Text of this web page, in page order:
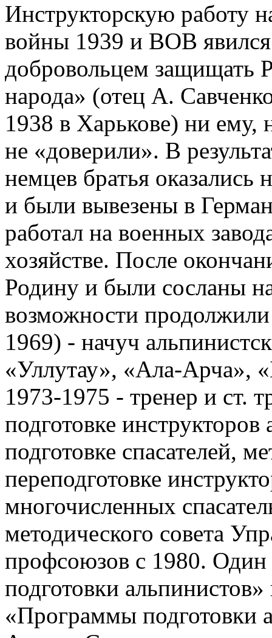
Инструкторскую работу
войны 1939 и ВОВ
добровольцем защищать
народа» (отец А.
1938 в Харькове) ни ему,
не «доверили». В
немцев братья оказались
и были вывезены в
работал на военных
хозяйстве. После
Родину и были сосланы
возможности
1969) - начуч
«Уллутау», «Ала-Арча»,
1973-1975 - тренер и ст.
подготовке
подготовке спасателей,
переподготовке
многочисленных
методического совета
профсоюзов с 1980. Один
подготовки
«Программы подготовки